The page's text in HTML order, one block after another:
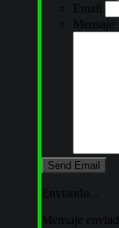
Email
Mensaje
Enviando...
Mensaje